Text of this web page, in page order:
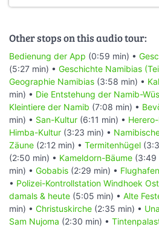
Other stops on this audio tour:
Bedienung der App (0:59 min) •
(5:27 min) • Geschichte Namibias
Geographie Namibias (3:58 min) •
min) • Die Entstehung der Namib-
Kleintiere der Namib (7:08 min) •
min) • San-Kultur (6:11 min) •
Himba-Kultur (3:23 min) •
Zäune (2:12 min) • Termitenhügel
(2:50 min) • Kameldorn-Bäume (3:49
min) • Gobabis (2:29 min) •
• Polizei-Kontrollstation Windhoek Ost
damals & heute (5:05 min) • Alte
min) • Christuskirche (2:35 min) •
Sam Nujoma (2:30 min) •